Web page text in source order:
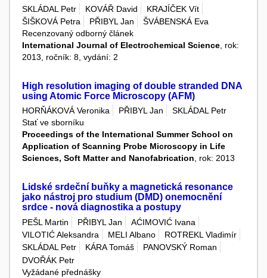
SKLÁDAL Petr KOVÁŘ David
KRAJÍČEK Vít
ŠIŠKOVÁ Petra
PŘIBYL Jan
ŠVÁBENSKÁ Eva
Recenzovaný odborný článek
International Journal of Electrochemical Science , rok:
2013, ročník: 8, vydání: 2
High resolution imaging of double stranded DNA
using Atomic Force Microscopy (AFM)
HORŇÁKOVÁ Veronika PŘIBYL Jan
SKLÁDAL Petr
Stať ve sborníku
Proceedings of the International Summer School on
Application of Scanning Probe Microscopy in Life
Sciences, Soft Matter and Nanofabrication, rok: 2013
Lidské srdeční buňky a magnetická resonance
jako nástroj pro studium (DMD) onemocnění
srdce - nová diagnostika a postupy
PEŠL Martin PŘIBYL Jan
AĆIMOVIĆ Ivana
VILOTIĆ Aleksandra
MELI Albano
ROTREKL Vladimír
SKLÁDAL Petr
KÁRA Tomáš
PANOVSKÝ Roman
DVOŘÁK Petr
Vyžádané přednášky